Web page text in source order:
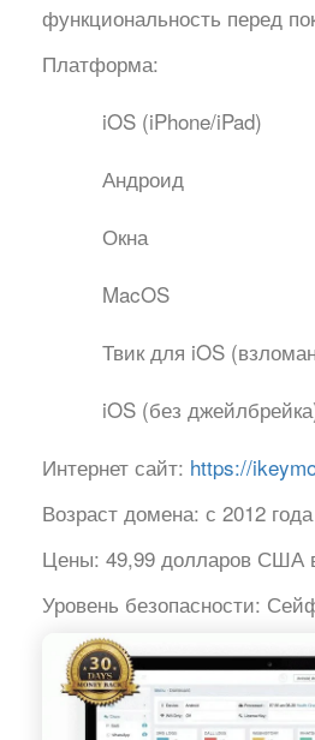
функциональность перед
Платформа:
iOS (iPhone/iPad)
Андроид
Окна
MacOS
Твик для iOS
iOS (без
Интернет сайт: https://
Возраст домена: с 2012 года
Цены: 49,99 долларов США
Уровень безопасности: